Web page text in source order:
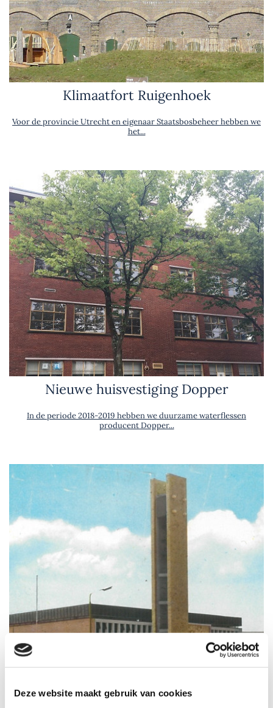
Deze website maakt gebruik van cookies
Klimaatfort Ruigenhoek
Voor de provincie Utrecht en eigenaar Staatsbosbeheer hebben we
het...
Nieuwe huisvestiging Dopper
In de periode 2018-2019 hebben we duurzame waterflessen
producent Dopper...